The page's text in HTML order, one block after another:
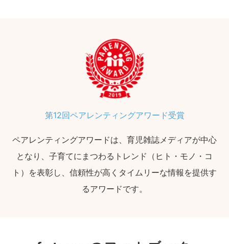
第12回ペアレンティングアワード受賞
ペアレンティングアワードは、育児雑誌メディアが中心
となり、子育てにまつわるトレンド（ヒト・モノ・コ
ト）を表彰し、信頼性が高くタイムリーな情報を提供す
るアワードです。